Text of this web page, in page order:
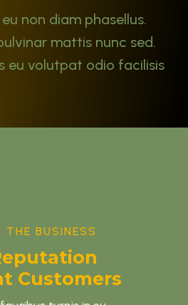
non diam phasellus.
mattis nunc sed.
eu volutpat odio facilisis
THE BUSINESS
Customers